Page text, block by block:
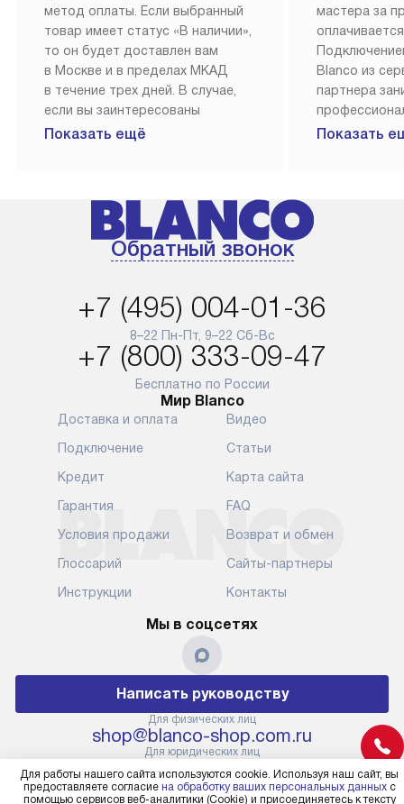
метод оплаты. Если выбранный
товар имеет статус «В наличии»,
то он будет доставлен вам
в Москве и в пределах МКАД
в течение трех дней. В случае,
если вы заинтересованы
в товаре, который доступен
менеджером на сайте. Товары
с особым лейблом
доставляются бесплатно
аксессуаров не предусмотрена.
Для доставки в другие регионы
мы используем услуги
транспортной компании.
Уточняйте все условия доставки
у нашего менеджера при
оформлении заказа.
В установленный день наша
упакованный прибор прямо
к вашей двери или до прихожей.
Если вам необходимо
переместить прибор к месту его
установки, пожалуйста,
предварительно обсудите это
с нашим менеджером. Эта
подлежит оплате. Важно
помнить, что если размеры
прибора не позволяют его
проходу через дверной проем,
сотрудники транспортной
службы не имеют права
демонтировать дверцы, ручки
Показать ещё
мастера за
Blanco из
партнера
Наш сервис
возможные
Готовые
первый
не
работы:
расходных
Показать
Обратный звонок
+7 (495) 004-01-36
8–22 Пн-Пт, 9–22 Сб-Вс
+7 (800) 333-09-47
Бесплатно по России
Мир Blanco
Доставка и оплата
Подключение
Кредит
Гарантия
Условия продажи
Глоссарий
Инструкции
Видео
Статьи
Карта сайта
FAQ
Возврат и обмен
Сайты-партнеры
Контакты
Мы в соцсетях
Написать руководству
Для физических лиц
shop@blanco-shop.com.ru
Для юридических лиц
business@kvalitet.company
Для работы нашего сайта используются cookie. Используя наш сайт, вы
предоставляете согласие на обработку ваших персональных данныхс
помощью сервисов веб-аналитики (Cookie) и присоединяетесь к тексту